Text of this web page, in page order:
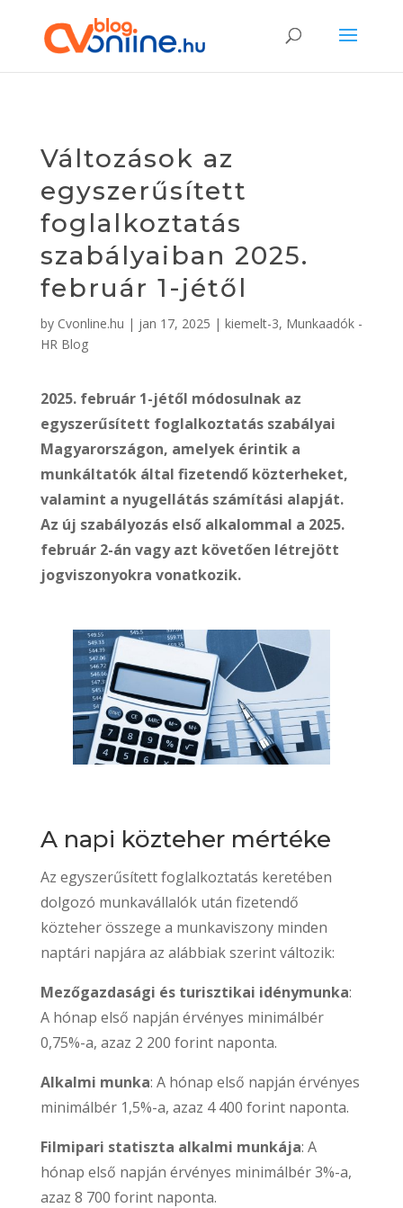
Változások az
egyszerűsített
foglalkoztatás
szabályaiban 2025.
február 1-jétől
by Cvonline.hu | jan 17, 2025 | kiemelt-3, Munkaadók -
HR Blog
2025. február 1-jétől módosulnak az
egyszerűsített foglalkoztatás szabályai
Magyarországon, amelyek érintik a
munkáltatók által fizetendő közterheket,
valamint a nyugellátás számítási alapját.
Az új szabályozás első alkalommal a 2025.
február 2-án vagy azt követően létrejött
jogviszonyokra vonatkozik.
A napi közteher mértéke
Az egyszerűsített foglalkoztatás keretében
dolgozó munkavállalók után fizetendő
közteher összege a munkaviszony minden
naptári napjára az alábbiak szerint változik:
Mezőgazdasági és turisztikai idénymunka:
A hónap első napján érvényes minimálbér
0,75%-a, azaz 2 200 forint naponta.
Alkalmi munka: A hónap első napján érvényes
minimálbér 1,5%-a, azaz 4 400 forint naponta.
Filmipari statiszta alkalmi munkája: A
hónap első napján érvényes minimálbér 3%-a,
azaz 8 700 forint naponta.